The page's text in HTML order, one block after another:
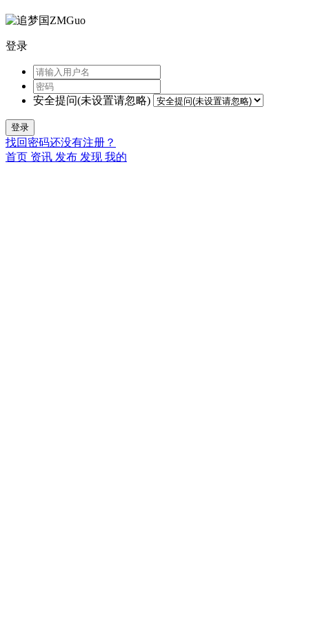
登录
安全提问(未设置请忽略)
登录
找回密码还没有注册？
首页 资讯 发布 发现 我的